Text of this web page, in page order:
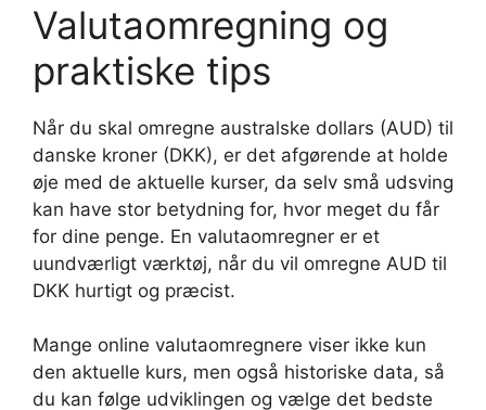
Valutaomregning og
praktiske tips
Når du skal omregne australske dollars (AUD) til
danske kroner (DKK), er det afgørende at holde
øje med de aktuelle kurser, da selv små udsving
kan have stor betydning for, hvor meget du får
for dine penge. En valutaomregner er et
uundværligt værktøj, når du vil omregne AUD til
DKK hurtigt og præcist.
Mange online valutaomregnere viser ikke kun
den aktuelle kurs, men også historiske data, så
du kan følge udviklingen og vælge det bedste